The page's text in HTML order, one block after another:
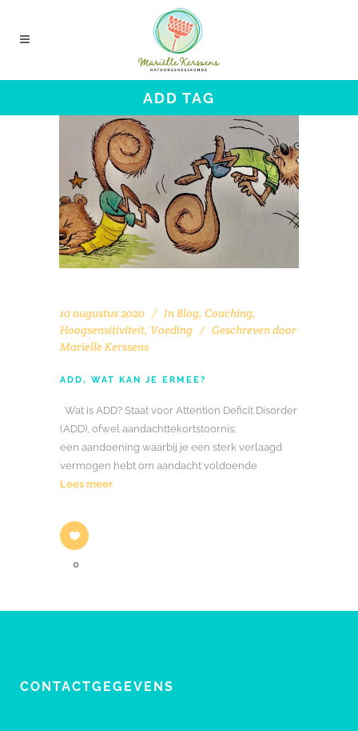
ADD TAG
10 augustus 2020 In Blog, Coaching,
Hoogsensitiviteit, Voeding
Geschreven door
Marielle Kerssens
ADD, WAT KAN JE ERMEE?
Wat is ADD? Staat voor Attention Deficit Disorder
(ADD), ofwel aandachttekortstoornis;
een aandoening waarbij je een sterk verlaagd
vermogen hebt om aandacht voldoende
Lees meer
0
CONTACTGEGEVENS